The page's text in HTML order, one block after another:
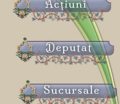
Acţiuni
Deputat
Sucursale